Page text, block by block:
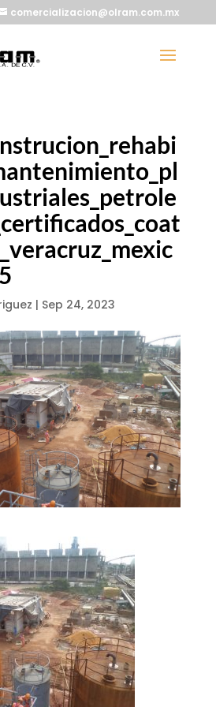
comercializacion@olram.com.mx
| Sep 24, 2023